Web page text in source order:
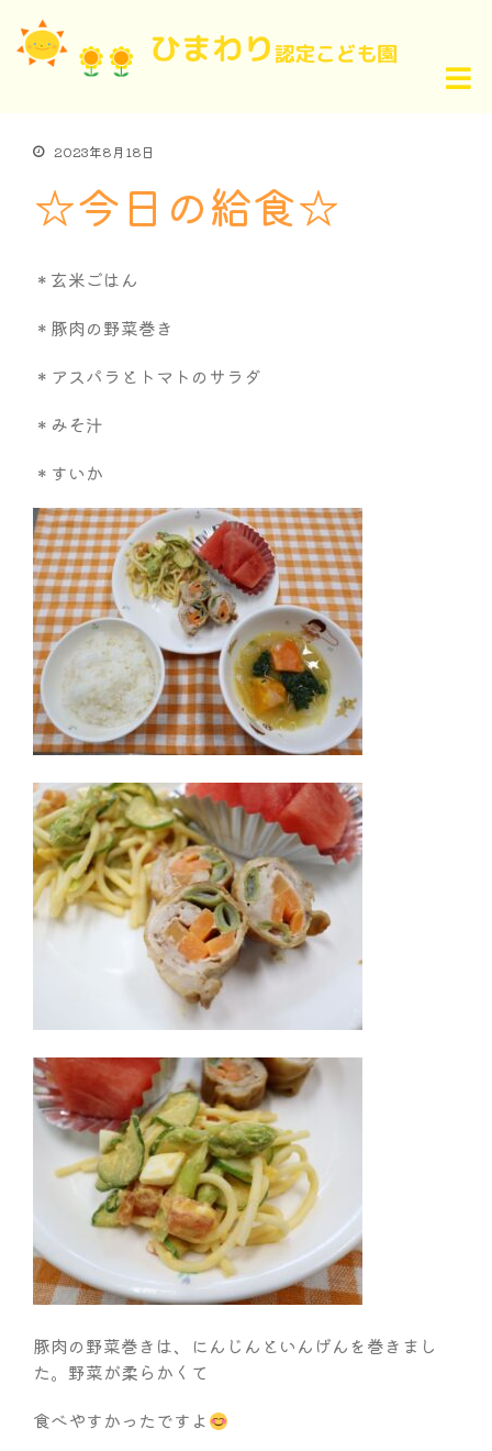
2023年8月18日
☆今日の給食☆
＊玄米ごはん
＊豚肉の野菜巻き
＊アスパラとトマトのサラダ
＊みそ汁
＊すいか
豚肉の野菜巻きは、にんじんといんげんを巻きまし
た。野菜が柔らかくて
食べやすかったですよ